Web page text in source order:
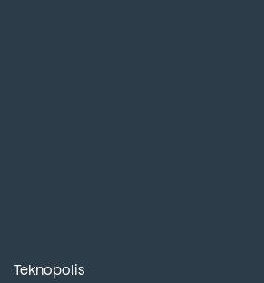
Teknopolis